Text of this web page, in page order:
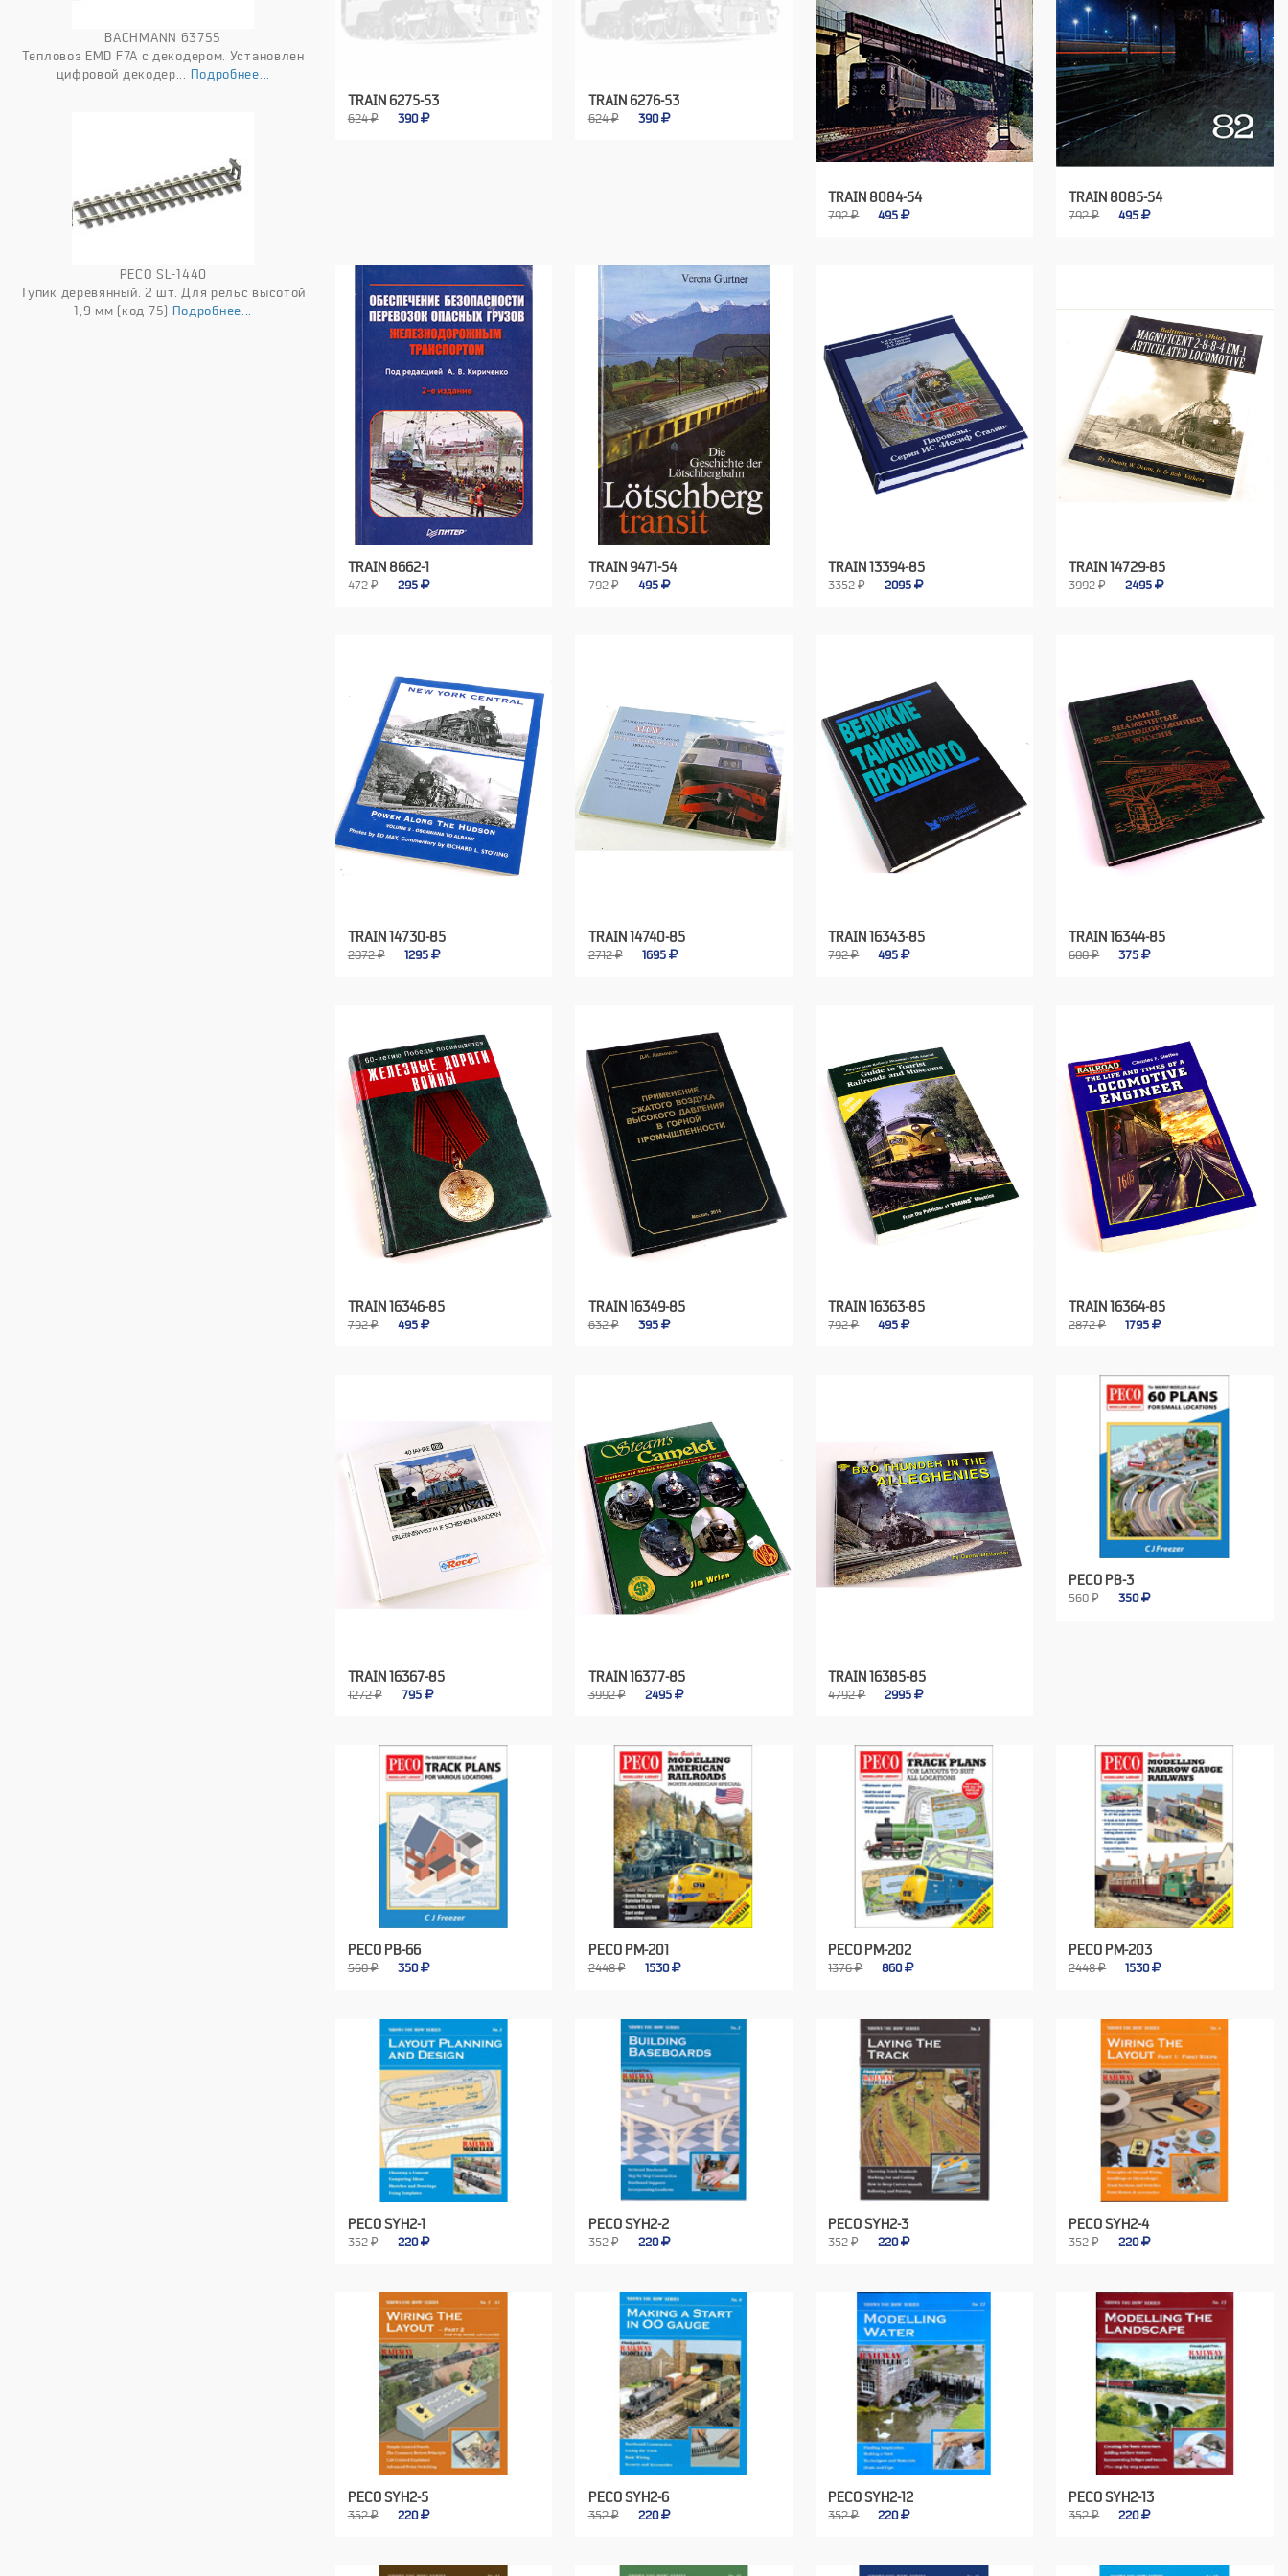
BACHMANN 63755
Тепловоз EMD F7A с декодером. Установлен
цифровой декодер... Подробнее...
PECO SL-1440
Тупик деревянный. 2 шт. Для рельс высотой
1,9 мм (код 75) Подробнее...
TRAIN 6275-53
624 ₽ 390
TRAIN 6276-53
624 ₽ 390
TRAIN 8084-54
792 ₽ 495
TRAIN 8085-54
792 ₽ 495
TRAIN 8662-1
472 ₽ 295
TRAIN 9471-54
792 ₽ 495
TRAIN 13394-85
3352 ₽ 2095
TRAIN 14729-85
3992 ₽ 2495
TRAIN 14730-85
2072 ₽ 1295
TRAIN 14740-85
2712 ₽ 1695
TRAIN 16343-85
792 ₽ 495
TRAIN 16344-85
600 ₽ 375
TRAIN 16346-85
792 ₽ 495
TRAIN 16349-85
632 ₽ 395
TRAIN 16363-85
792 ₽ 495
TRAIN 16364-85
2872 ₽ 1795
TRAIN 16367-85
1272 ₽ 795
TRAIN 16377-85
3992 ₽ 2495
TRAIN 16385-85
4792 ₽ 2995
PECO PB-3
560 ₽ 350
PECO PB-66
560 ₽ 350
PECO PM-201
2448 ₽ 1530
PECO PM-202
1376 ₽ 860
PECO PM-203
2448 ₽ 1530
PECO SYH2-1
352 ₽ 220
PECO SYH2-2
352 ₽ 220
PECO SYH2-3
352 ₽ 220
PECO SYH2-4
352 ₽ 220
PECO SYH2-5
352 ₽ 220
PECO SYH2-6
352 ₽ 220
PECO SYH2-12
352 ₽ 220
PECO SYH2-13
352 ₽ 220